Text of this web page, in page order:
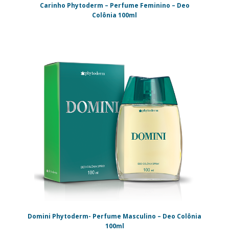
Carinho Phytoderm – Perfume Feminino – Deo
Colônia 100ml
Domini Phytoderm- Perfume Masculino – Deo Colônia
100ml